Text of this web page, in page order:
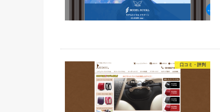
口コミ・評判